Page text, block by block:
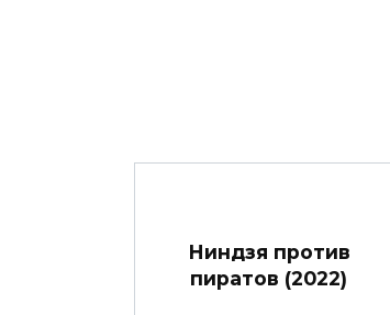
Ниндзя против
пиратов (2022)